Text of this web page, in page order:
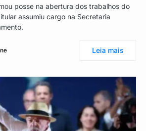
posse na abertura dos trabalhos do
assumiu cargo na Secretaria
Leia mais